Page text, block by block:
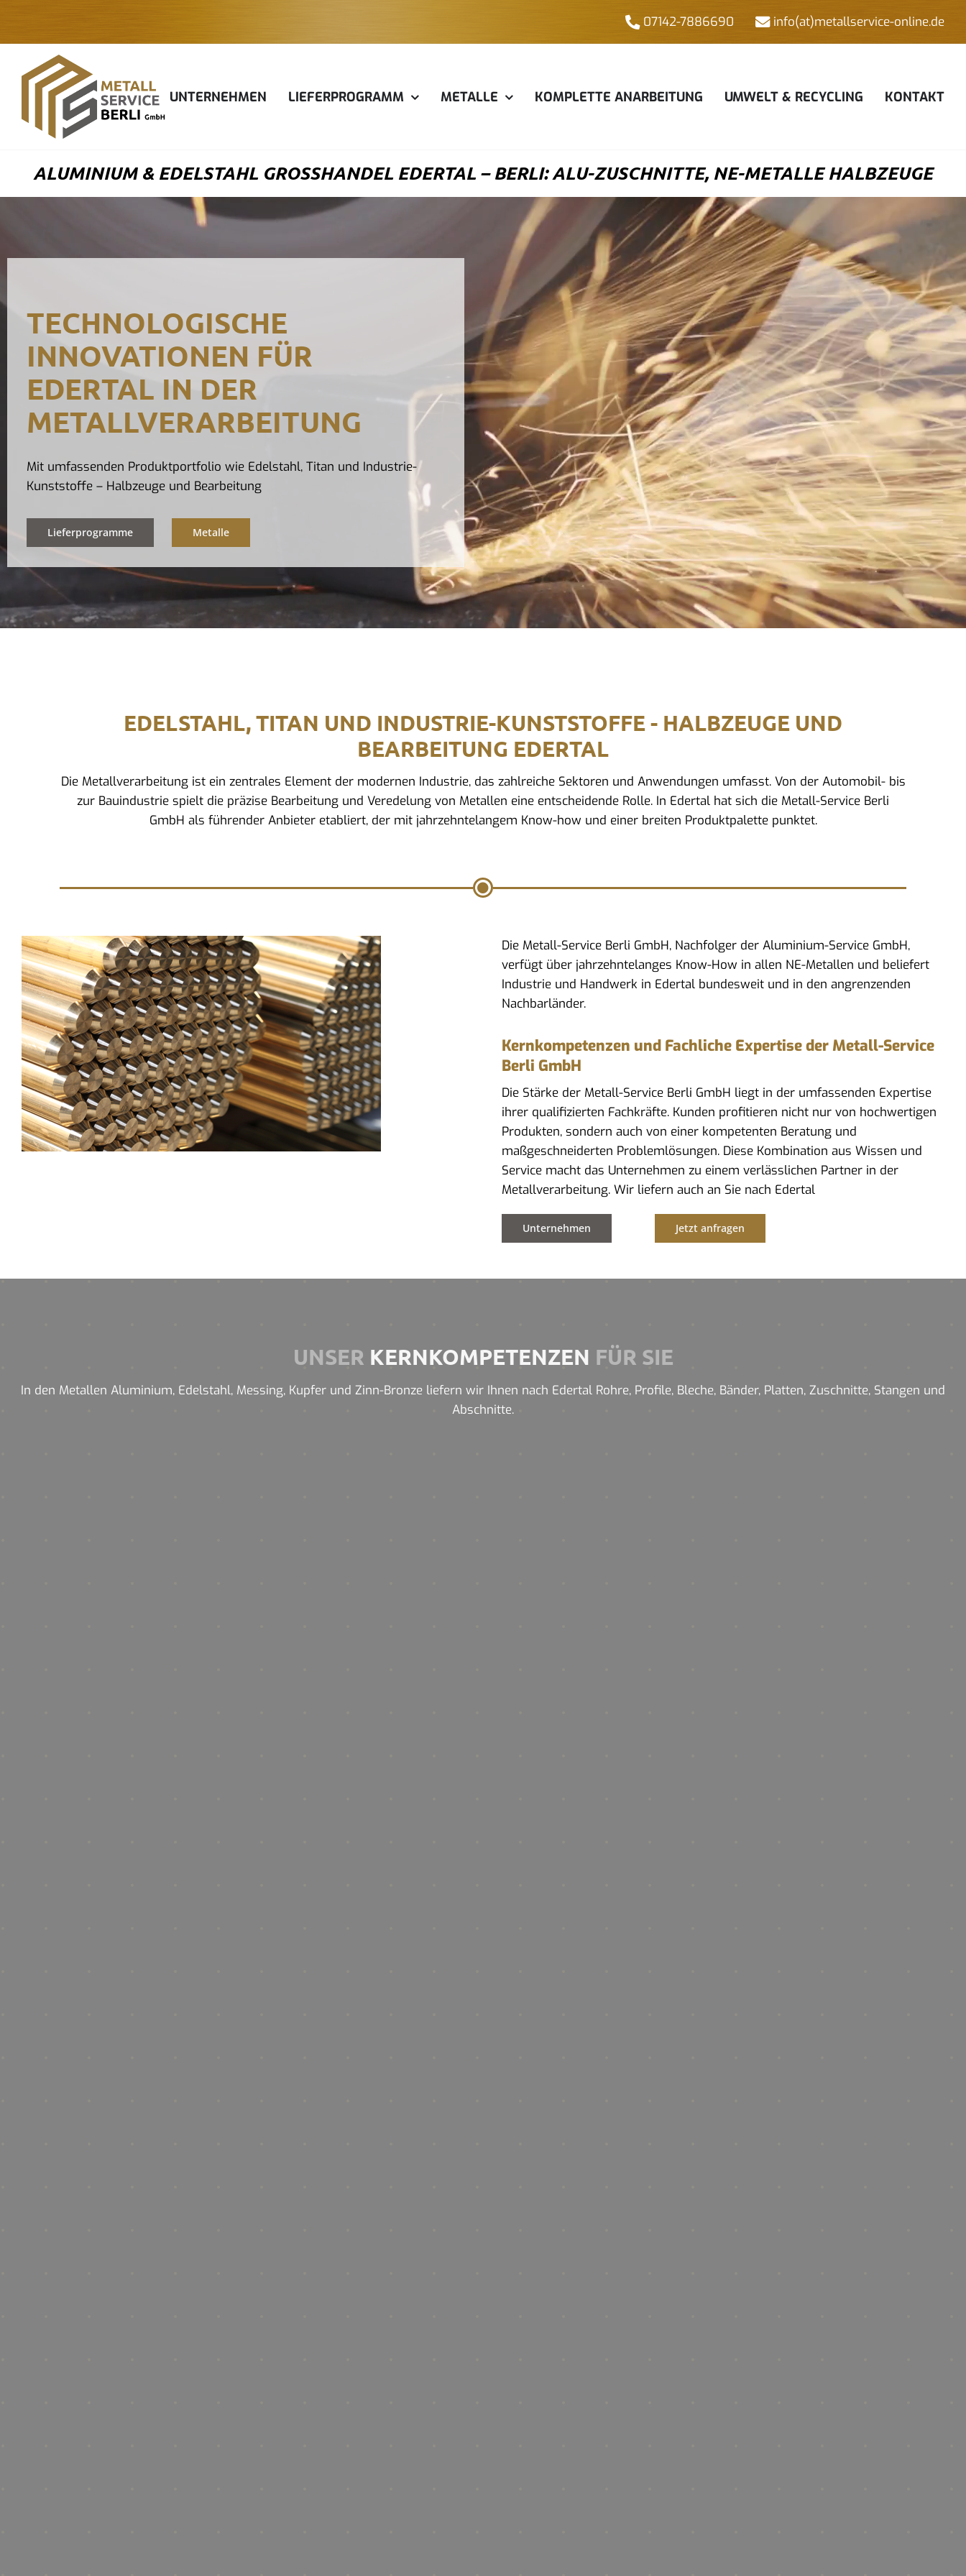
springen
07142-7886690 info(at)metallservice-online.de
UNTERNEHMEN LIEFERPROGRAMM METALLE KOMPLETTE ANARBEITUNG UMWELT & RECYCLING KONTAKT
ALUMINIUM & EDELSTAHL GROSSHANDEL EDERTAL – BERLI: ALU-ZUSCHNITTE, NE-METALLE HALBZEUGE
TECHNOLOGISCHE
INNOVATIONEN FÜR
EDERTAL IN DER
METALLVERARBEITUNG
Mit umfassenden Produktportfolio wie Edelstahl, Titan und Industrie-
Kunststoffe – Halbzeuge und Bearbeitung
Lieferprogramme Metalle
EDELSTAHL, TITAN UND INDUSTRIE-KUNSTSTOFFE - HALBZEUGE UND
BEARBEITUNG EDERTAL
Die Metallverarbeitung ist ein zentrales Element der modernen Industrie, das zahlreiche Sektoren und Anwendungen umfasst. Von der Automobil- bis
zur Bauindustrie spielt die präzise Bearbeitung und Veredelung von Metallen eine entscheidende Rolle. In Edertal hat sich die Metall-Service Berli
GmbH als führender Anbieter etabliert, der mit jahrzehntelangem Know-how und einer breiten Produktpalette punktet.
Die Metall-Service Berli GmbH, Nachfolger der Aluminium-Service GmbH,
verfügt über jahrzehntelanges Know-How in allen NE-Metallen und beliefert
Industrie und Handwerk in Edertal bundesweit und in den angrenzenden
Nachbarländer.
Kernkompetenzen und Fachliche Expertise der Metall-Service
Berli GmbH
Die Stärke der Metall-Service Berli GmbH liegt in der umfassenden Expertise
ihrer qualifizierten Fachkräfte. Kunden profitieren nicht nur von hochwertigen
Produkten, sondern auch von einer kompetenten Beratung und
maßgeschneiderten Problemlösungen. Diese Kombination aus Wissen und
Service macht das Unternehmen zu einem verlässlichen Partner in der
Metallverarbeitung. Wir liefern auch an Sie nach Edertal
Unternehmen Jetzt anfragen
UNSER KERNKOMPETENZEN FÜR SIE
In den Metallen Aluminium, Edelstahl, Messing, Kupfer und Zinn-Bronze liefern wir Ihnen nach Edertal Rohre, Profile, Bleche, Bänder, Platten, Zuschnitte, Stangen und
Abschnitte.